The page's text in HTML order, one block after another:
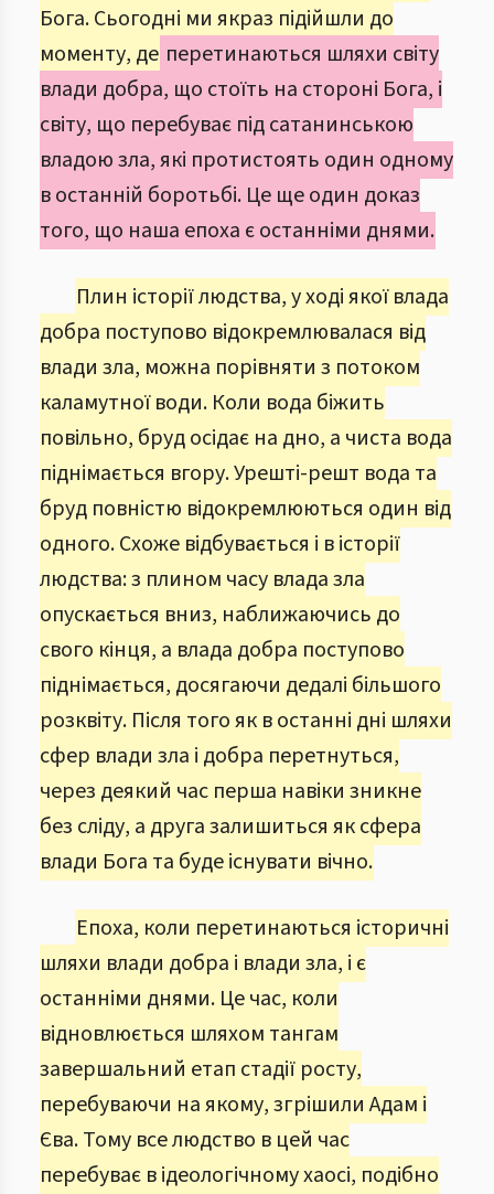
Бога. Сьогодні ми якраз підійшли до
моменту, де перетинаються шляхи світу
влади добра, що стоїть на стороні Бога, і
світу, що перебуває під сатанинською
владою зла, які протистоять один одному
в останній боротьбі. Це ще один доказ
того, що наша епоха є останніми днями.
Плин історії людства, у ході якої влада
добра поступово відокремлювалася від
влади зла, можна порівняти з потоком
каламутної води. Коли вода біжить
повільно, бруд осідає на дно, а чиста вода
піднімається вгору. Урешті-решт вода та
бруд повністю відокремлюються один від
одного. Схоже відбувається і в історії
людства: з плином часу влада зла
опускається вниз, наближаючись до
свого кінця, а влада добра поступово
піднімається, досягаючи дедалі більшого
розквіту. Після того як в останні дні шляхи
сфер влади зла і добра перетнуться,
через деякий час перша навіки зникне
без сліду, а друга залишиться як сфера
влади Бога та буде існувати вічно.
Епоха, коли перетинаються історичні
шляхи влади добра і влади зла, і є
останніми днями. Це час, коли
відновлюється шляхом тангам
завершальний етап стадії росту,
перебуваючи на якому, згрішили Адам і
Єва. Тому все людство в цей час
перебуває в ідеологічному хаосі, подібно